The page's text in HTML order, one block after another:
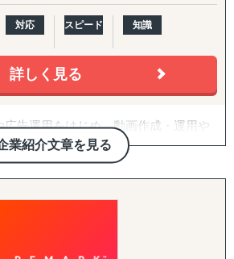
（ライト）】
一歩」として、有望国選定・需要調
初期戦略設計・初期営業仮説の整理ま
方向性を明確にし、次の意思決定に
ジ（米国）】
広がっています。
案いたします。
対応 スピード 知識
詳しく見る
業紹介文章を見る
広告運用をはじめ、動画作成・運用や
ーケティングのサービス全般を行う支
スピード感のある施策実施で、クラ
と事業成長にコミットします。